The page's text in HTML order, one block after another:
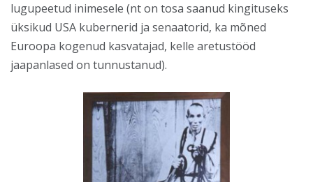
lugupeetud inimesele (nt on tosa saanud kingituseks
üksikud USA kubernerid ja senaatorid, ka mõned
Euroopa kogenud kasvatajad, kelle aretustööd
jaapanlased on tunnustanud).